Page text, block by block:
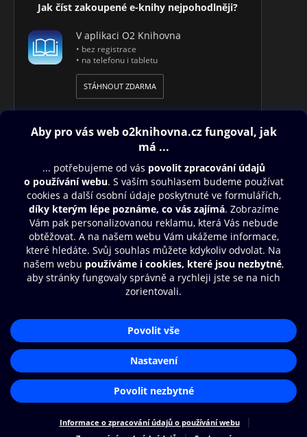
Jak číst zakoupené e-knihy nejpohodlněji?
V aplikaci O2 Knihovna
• bez registrace
• na telefonu i tabletu
STÁHNOUT ZDARMA
Obsah ke stažení
Moje O2 Knihovna
Další zábava
© O2 Czech Republic a.s.
Zásady zpracování osobních údajů
Nastavení cookies
Aplikace O2 Knihovna
Čti a poslouchej své e-knihy a
audioknihy rychleji a pohodlněji.